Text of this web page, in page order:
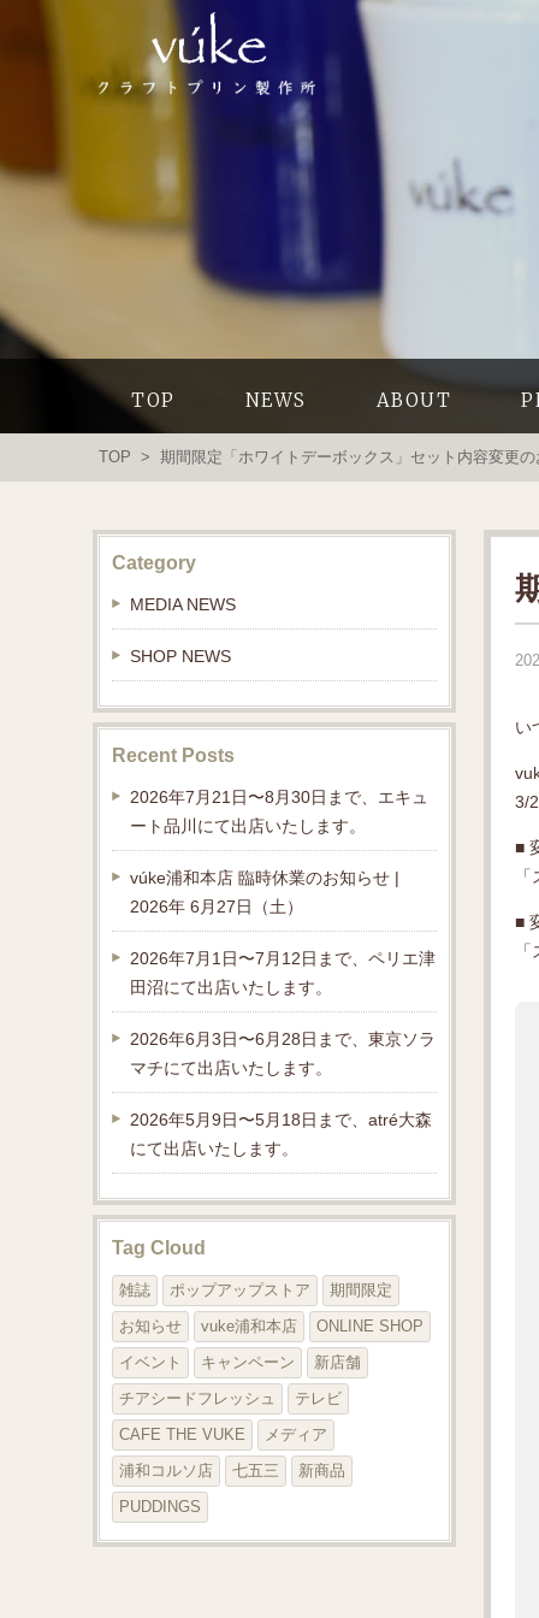
TOP NEWS ABOUT
TOP > 期間限定「ホワイトデーボックス」セット内容変更の
い
3/
■
■
Category
MEDIA NEWS
SHOP NEWS
Recent Posts
2026年7月21日〜8月30日まで、エキュ
ート品川にて出店いたします。
vúke浦和本店 臨時休業のお知らせ |
2026年 6月27日（土）
2026年7月1日〜7月12日まで、ペリエ津
田沼にて出店いたします。
2026年6月3日〜6月28日まで、東京ソラ
マチにて出店いたします。
2026年5月9日〜5月18日まで、atré大森
にて出店いたします。
Tag Cloud
雑誌 ポップアップストア
期間限定
お知らせ
vuke浦和本店
ONLINE SHOP
イベント
キャンペーン
新店舗
チアシードフレッシュ
テレビ
CAFE THE VUKE
メディア
浦和コルソ店
七五三
新商品
PUDDINGS